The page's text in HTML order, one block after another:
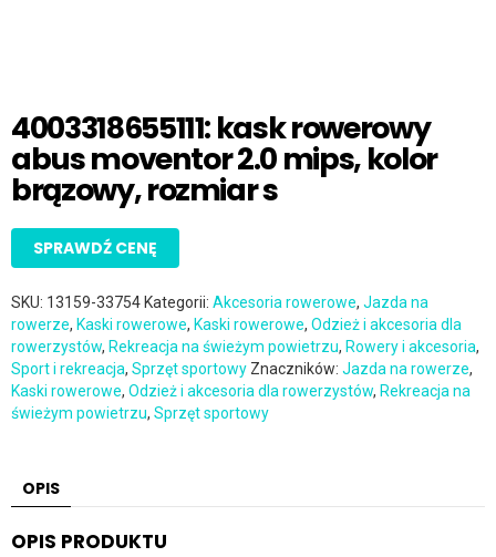
4003318655111: kask rowerowy
abus moventor 2.0 mips, kolor
brązowy, rozmiar s
SPRAWDŹ CENĘ
SKU: 13159-33754 Kategorii: Akcesoria rowerowe, Jazda na
rowerze, Kaski rowerowe, Kaski rowerowe, Odzież i akcesoria dla
rowerzystów, Rekreacja na świeżym powietrzu, Rowery i akcesoria,
Sport i rekreacja, Sprzęt sportowy Znaczników: Jazda na rowerze,
Kaski rowerowe, Odzież i akcesoria dla rowerzystów, Rekreacja na
świeżym powietrzu, Sprzęt sportowy
OPIS
OPIS PRODUKTU